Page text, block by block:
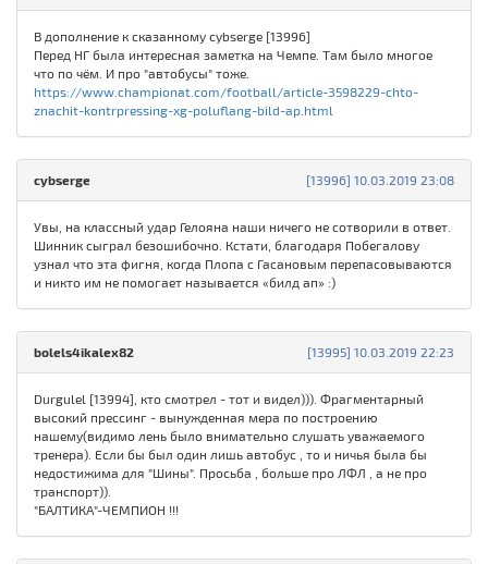
В дополнение к сказанному cybserge [13996]
Перед НГ была интересная заметка на Чемпе. Там было многое
что по чём. И про "автобусы" тоже.
https://www.championat.com/football/article-3598229-chto-
znachit-kontrpressing-xg-poluflang-bild-ap.html
[13996] 10.03.2019 23:08
cybserge
Увы, на классный удар Гелояна наши ничего не сотворили в ответ.
Шинник сыграл безошибочно. Кстати, благодаря Побегалову
узнал что эта фигня, когда Плопа с Гасановым перепасовываются
и никто им не помогает называется «билд ап» :)
[13995] 10.03.2019 22:23
bolels4ikalex82
Durgulel [13994], кто смотрел - тот и видел))). Фрагментарный
высокий прессинг - вынужденная мера по построению
нашему(видимо лень было внимательно слушать уважаемого
тренера). Если бы был один лишь автобус , то и ничья была бы
недостижима для "Шины". Просьба , больше про ЛФЛ , а не про
транспорт)).
"БАЛТИКА"-ЧЕМПИОН !!!